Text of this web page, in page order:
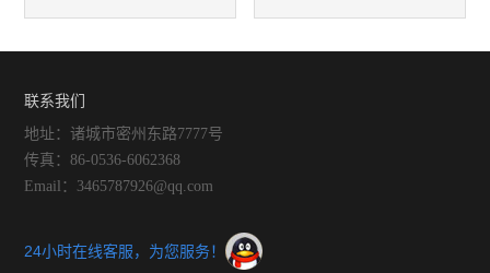
学习一下
联系我们
地址：诸城市密州东路7777号
传真：86-0536-6062368
Email：3465787926@qq.com
24小时在线客服，为您服务！